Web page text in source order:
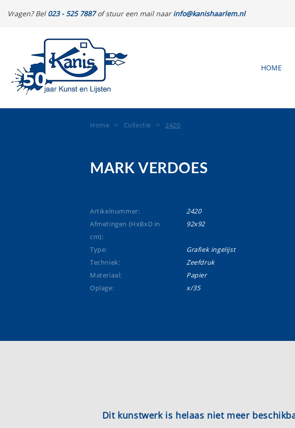
Vragen? Bel 023 - 525 7887of stuur een mail naarinfo@kanishaarlem.nl
HOME
Home > Collectie >2420
MARK VERDOES
Artikelnummer:
2420
Afmetingen (HxBxD in
cm):
92x92
Type:
Grafiek ingelijst
Techniek:
Zeefdruk
Materiaal:
Papier
Oplage:
x/35
Dit kunstwerk is helaas niet meer